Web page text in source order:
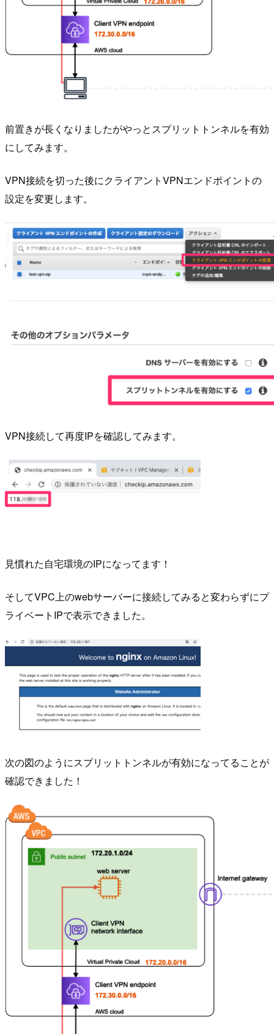
前置きが長くなりましたがやっとスプリットトンネルを有効
にしてみます。
VPN接続を切った後にクライアントVPNエンドポイントの
設定を変更します。
VPN接続して再度IPを確認してみます。
見慣れた自宅環境のIPになってます！
そしてVPC上のwebサーバーに接続してみると変わらずにプ
ライベートIPで表示できました。
次の図のようにスプリットトンネルが有効になってることが
確認できました！